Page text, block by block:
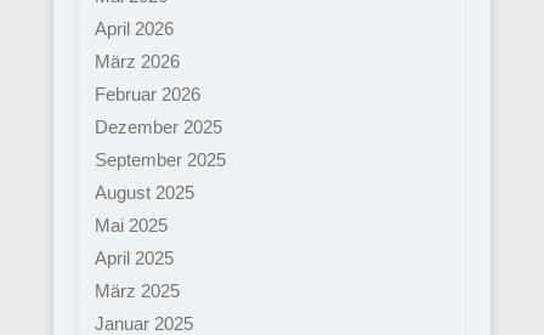
April 2026
März 2026
Februar 2026
Dezember 2025
September 2025
August 2025
Mai 2025
April 2025
März 2025
Januar 2025